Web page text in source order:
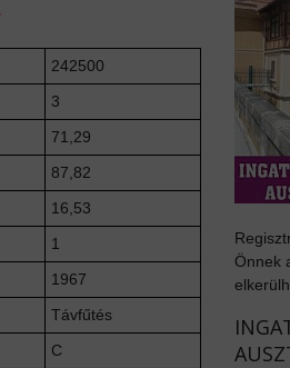
242500
3
71,29
87,82
16,53
1
1967
Távfűtés
C
Önnek